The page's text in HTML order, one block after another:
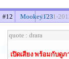
#12 Mookey123
17-11-
quote : drara
เปิดเสียง พร้อมกับ